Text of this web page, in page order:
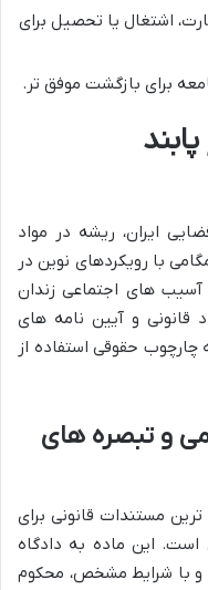
اشتغال یا تحصیل برای
برای بازگشت موفق تر.
ایران، ریشه در مواد
با رویکردهای نوین در
های اجتماعی زندان
و آیین نامه های
چارچوب حقوقی استفاده از
و تبصره های
ترین مستندات قانونی برای
این ماده به دادگاه
و با شرایط مشخص، محکوم